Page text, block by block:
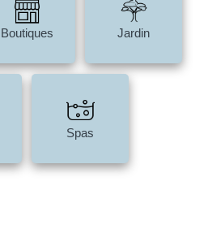
Boutiques Jardin
Spas